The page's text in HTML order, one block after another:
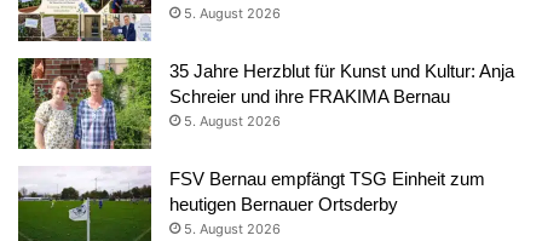
5. August 2026
35 Jahre Herzblut für Kunst und Kultur: Anja
Schreier und ihre FRAKIMA Bernau
5. August 2026
FSV Bernau empfängt TSG Einheit zum
heutigen Bernauer Ortsderby
5. August 2026